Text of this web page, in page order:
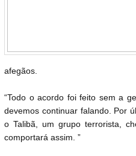
afegãos.
“Todo o acordo foi feito sem a
devemos continuar falando. Por
o Talibã, um grupo terrorista,
comportará assim. ”